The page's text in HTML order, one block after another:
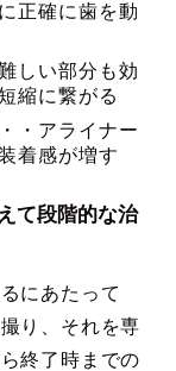
正確に歯を動
しい部分も効
縮に繋がる
・アライナー
着感が増す
て段階的な治
にあたって
り、それを専
終了時までの